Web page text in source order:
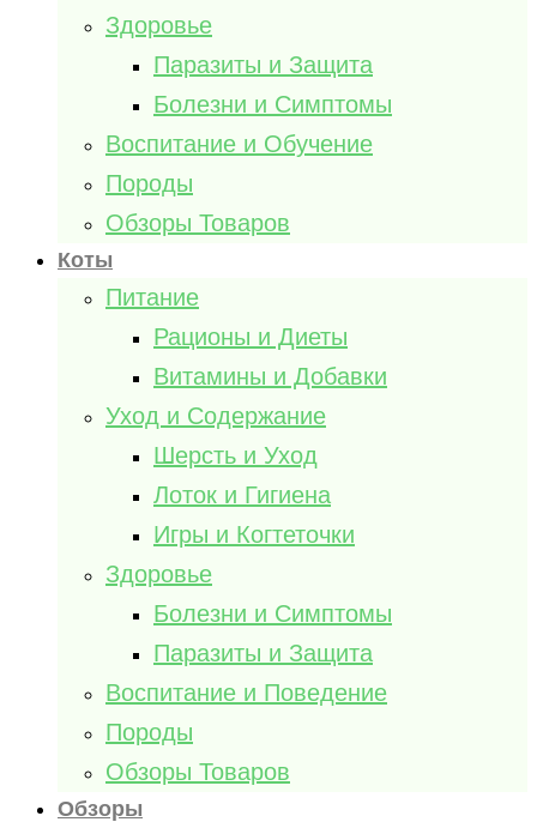
Здоровье
Паразиты и Защита
Болезни и Симптомы
Воспитание и Обучение
Породы
Обзоры Товаров
Коты
Питание
Рационы и Диеты
Витамины и Добавки
Уход и Содержание
Шерсть и Уход
Лоток и Гигиена
Игры и Когтеточки
Здоровье
Болезни и Симптомы
Паразиты и Защита
Воспитание и Поведение
Породы
Обзоры Товаров
Обзоры